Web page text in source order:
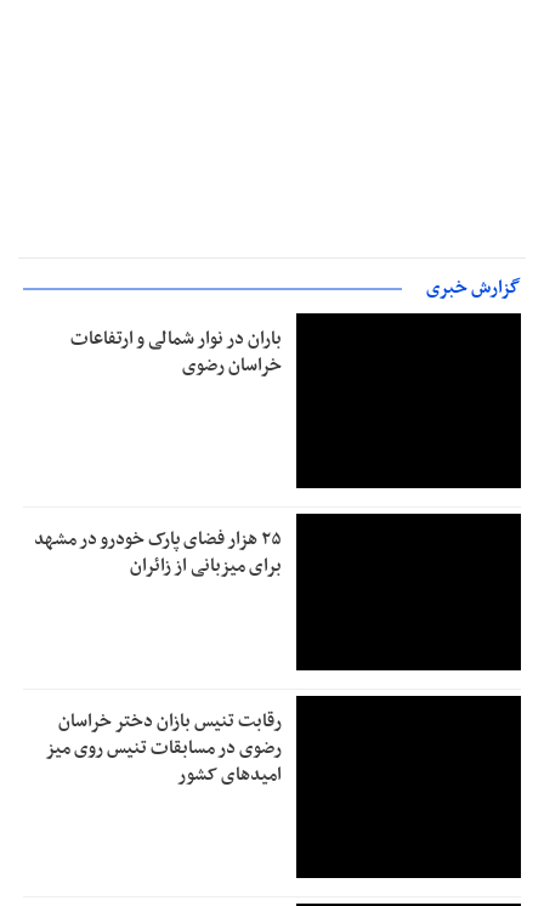
گزارش خبری
باران در نوار شمالی و ارتفاعات
خراسان رضوی
۲۵ هزار فضای پارک خودرو در مشهد
برای میزبانی از زائران
رقابت تنیس بازان دختر خراسان
رضوی در مسابقات تنیس روی میز
امیدهای کشور